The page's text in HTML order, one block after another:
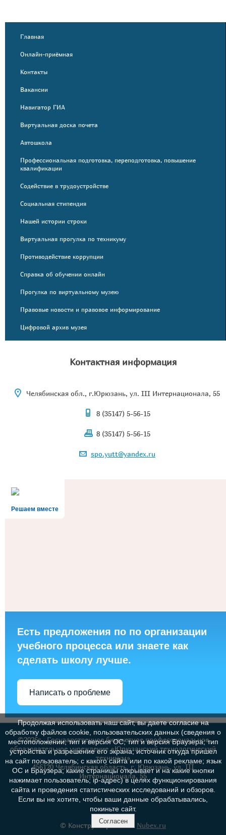
Главная
Онлайн-приёмная
Контакты
Вакансии
Навигатор ГИА
Виртуальная доска почета
Автошкола
Профессиональная подготовка, переподготовка, повышение
квалификации
Содействие в трудоустройстве
Социальная стипендия
Нашей истории строки
Виртуальная прогулка по техникуму
Противодействие коррупции
Справка об обучении онлайн
Прогулка по виртуальному музею
Правовые новости и правовое информирование
Цифровой архив музея
Контактная информация
Челябинская обл., г.Юрюзань, ул. III Интернационала, 55
8 (35147) 5-56-15
8 (35147) 5-56-15
spo.yutt@yandex.ru
Решаем вместе
Есть предложения по по организации
учебного процесса или знаете как
сделать школу лучше.
Написать о проблеме
©2026г., Государственное бюджетное профессиональное
образовательное учреждение «Юрюзанский технологический
техникум»
456120 Челябинская область, г. Юрюзань, ул. III
Интернационала, 55
© Конструктор сайтов Nubex.ru
Продолжая использовать наш сайт, вы даете согласие на
обработку файлов cookie, пользовательских данных (сведения о
местоположении; тип и версия ОС; тип и версия Браузера; тип
устройства и разрешение его экрана; источник откуда пришел
на сайт пользователь; с какого сайта или по какой рекламе; язык
ОС и Браузера; какие страницы открывает и на какие кнопки
нажимает пользователь; ip-адрес) в целях функционирования
сайта и проведения статистических исследований и обзоров.
Если вы не хотите, чтобы ваши данные обрабатывались,
покиньте сайт.
Согласен